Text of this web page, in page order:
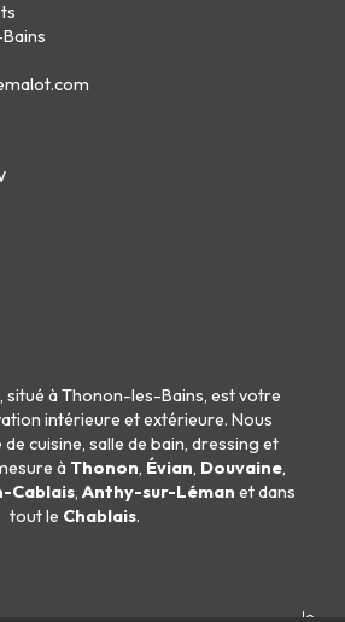
situé à Thonon-les-Bains, est votre
intérieure etextérieure. Nous
de cuisine, salle de bain, dressing et
à Thonon, Évian, Douvaine,
Cablais, Anthy-sur-Léman et dans
tout le Chablais.
Les Bains Référencement Google